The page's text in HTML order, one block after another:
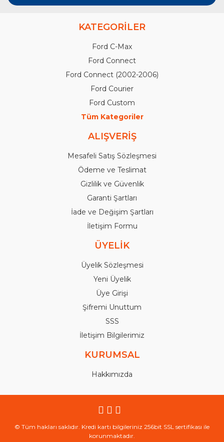
KATEGORİLER
Ford C-Max
Ford Connect
Ford Connect (2002-2006)
Ford Courier
Ford Custom
Tüm Kategoriler
ALIŞVERİŞ
Mesafeli Satış Sözleşmesi
Ödeme ve Teslimat
Gizlilik ve Güvenlik
Garanti Şartları
İade ve Değişim Şartları
İletişim Formu
ÜYELİK
Üyelik Sözleşmesi
Yeni Üyelik
Üye Girişi
Şifremi Unuttum
SSS
İletişim Bilgilerimiz
KURUMSAL
Hakkımızda
© Tüm hakları saklıdır. Kredi kartı bilgileriniz 256bit SSL sertifikası ile
korunmaktadır.